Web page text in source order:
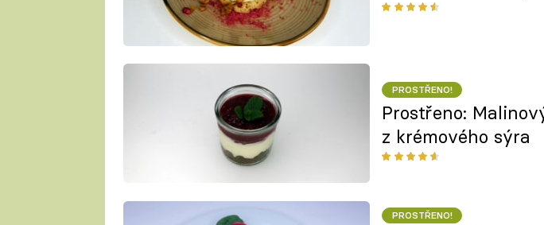
PROSTŘENO!
Prostřeno:
z krémového sýra
PROSTŘENO!